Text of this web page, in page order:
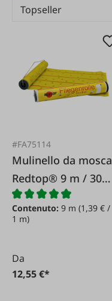
#FA75114
Mulinello da mosca
Redtop® 9 m / 30
cm
Contenuto: 9 m (1,39 € /
1 m)
Da
12,55 €*